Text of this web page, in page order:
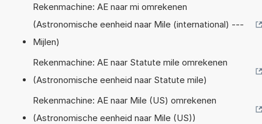
Rekenmachine: AE naar mi omrekenen
(Astronomische eenheid naar Mile (international) ---
Mijlen)
Rekenmachine: AE naar Statute mile omrekenen
(Astronomische eenheid naar Statute mile)
Rekenmachine: AE naar Mile (US) omrekenen
(Astronomische eenheid naar Mile (US))